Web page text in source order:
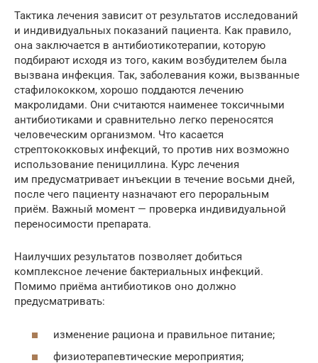
Тактика лечения зависит от результатов исследований
и индивидуальных показаний пациента. Как правило,
она заключается в антибиотикотерапии, которую
подбирают исходя из того, каким возбудителем была
вызвана инфекция. Так, заболевания кожи, вызванные
стафилококком, хорошо поддаются лечению
макролидами. Они считаются наименее токсичными
антибиотиками и сравнительно легко переносятся
человеческим организмом. Что касается
стрептококковых инфекций, то против них возможно
использование пенициллина. Курс лечения
им предусматривает инъекции в течение восьми дней,
после чего пациенту назначают его пероральным
приём. Важный момент — проверка индивидуальной
переносимости препарата.
Наилучших результатов позволяет добиться
комплексное лечение бактериальных инфекций.
Помимо приёма антибиотиков оно должно
предусматривать:
изменение рациона и правильное питание;
физиотерапевтические мероприятия;